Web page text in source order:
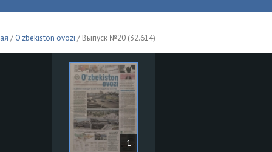
/ O'zbekiston ovozi / Выпуск №20 (32.614)
1